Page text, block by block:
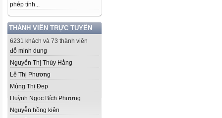
phép tính...
THÀNH VIÊN TRỰC TUYẾN
6231 khách và 73 thành viên
đỗ minh dung
Nguyễn Thị Thúy Hằng
Lê Thị Phương
Mùng Thị Đẹp
Huỳnh Ngọc Bích Phượng
Nguyễn hồng kiên